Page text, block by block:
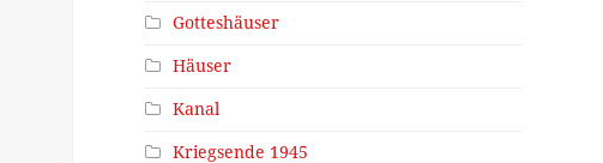
Gotteshäuser
Häuser
Kanal
Kriegsende 1945